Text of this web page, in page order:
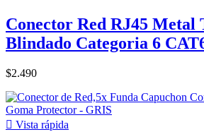
Conector Red RJ45 Metal
Blindado Categoria 6
$2.490
 Vista rápida